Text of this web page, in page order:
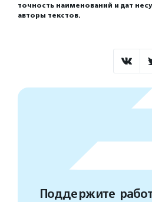
точность наименований и дат
авторы текстов.
Поддержите